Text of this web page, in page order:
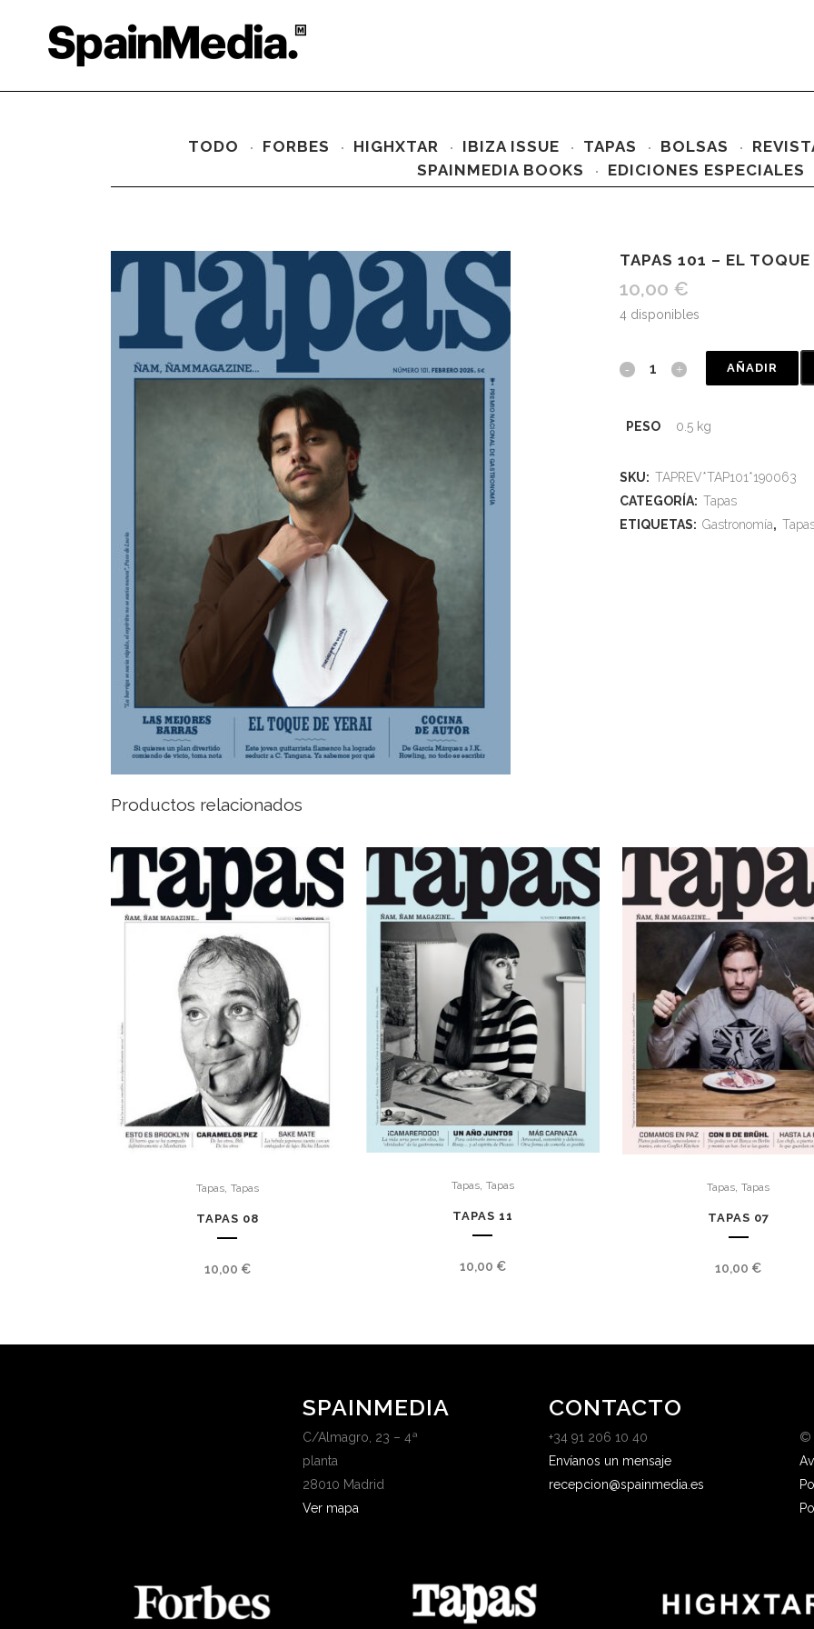
TODO FORBES HIGHXTAR IBIZA ISSUE TAPAS BOLSAS
SPAINMEDIA BOOKS
EDICIONES ESPECIALES
TAPAS 101 – EL TOQUE
10,00 €
4 disponibles
AÑADIR
PESO 0.5 kg
SKU: TAPREV*TAP101*190063
CATEGORÍA: Tapas
ETIQUETAS: Gastronomía,
Productos relacionados
Tapas, Tapas
TAPAS 08
10,00 €
Tapas, Tapas
TAPAS 11
10,00 €
Tapas ,Tapas
TAPAS 07
10,00 €
SPAINMEDIA
C/Almagro, 23 – 4ª
planta
28010 Madrid
Ver mapa
CONTACTO
+34 91 206 10 40
Envíanos un mensaje
recepcion@spainmedia.es
©